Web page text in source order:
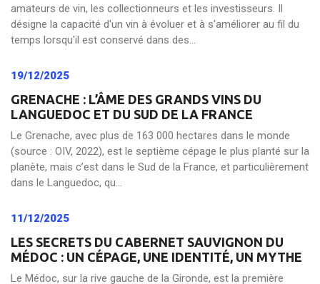
amateurs de vin, les collectionneurs et les investisseurs. Il
désigne la capacité d'un vin à évoluer et à s'améliorer au fil du
temps lorsqu'il est conservé dans des...
19/12/2025
GRENACHE : L’ÂME DES GRANDS VINS DU
LANGUEDOC ET DU SUD DE LA FRANCE
Le Grenache, avec plus de 163 000 hectares dans le monde
(source : OIV, 2022), est le septième cépage le plus planté sur la
planète, mais c’est dans le Sud de la France, et particulièrement
dans le Languedoc, qu...
11/12/2025
LES SECRETS DU CABERNET SAUVIGNON DU
MÉDOC : UN CÉPAGE, UNE IDENTITÉ, UN MYTHE
Le Médoc, sur la rive gauche de la Gironde, est la première